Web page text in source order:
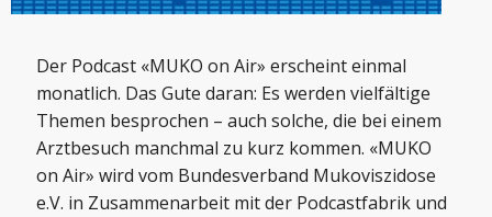
Der Podcast «MUKO on Air» erscheint einmal
monatlich. Das Gute daran: Es werden vielfältige
Themen besprochen – auch solche, die bei einem
Arztbesuch manchmal zu kurz kommen. «MUKO
on Air» wird vom Bundesverband Mukoviszidose
e.V. in Zusammenarbeit mit der Podcastfabrik und